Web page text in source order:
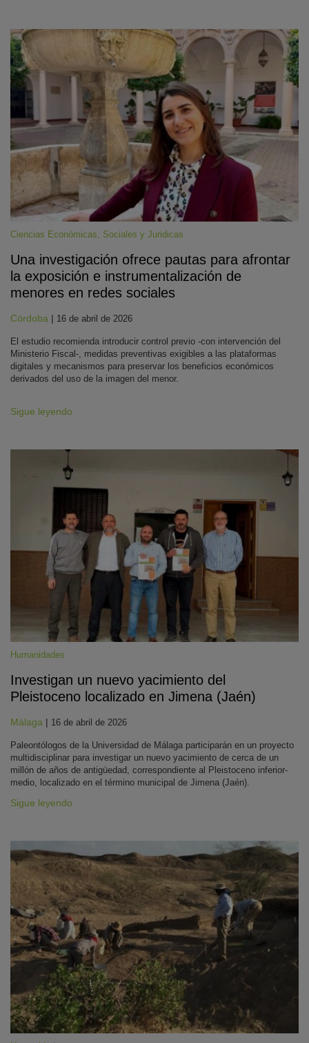
Ciencias Económicas, Sociales y Juridicas
Una investigación ofrece pautas para afrontar
la exposición e instrumentalización de
menores en redes sociales
Córdoba | 16 de abril de 2026
El estudio recomienda introducir control previo -con intervención del
Ministerio Fiscal-, medidas preventivas exigibles a las plataformas
digitales y mecanismos para preservar los beneficios económicos
derivados del uso de la imagen del menor.
Sigue leyendo
Humanidades
Investigan un nuevo yacimiento del
Pleistoceno localizado en Jimena (Jaén)
Málaga | 16 de abril de 2026
Paleontólogos de la Universidad de Málaga participarán en un proyecto
multidisciplinar para investigar un nuevo yacimiento de cerca de un
millón de años de antigüedad, correspondiente al Pleistoceno inferior-
medio, localizado en el término municipal de Jimena (Jaén).
Sigue leyendo